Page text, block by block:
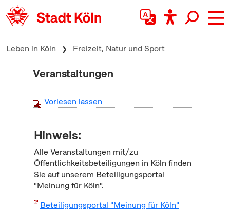
zum Inhalt springen
Leben in Köln Freizeit, Natur und Sport
Veranstaltungen
Vorlesen lassen
Hinweis:
Alle Veranstaltungen mit/zu
Öffentlichkeitsbeteiligungen in Köln finden
Sie auf unserem Beteiligungsportal
"Meinung für Köln".
Beteiligungsportal "Meinung für Köln"